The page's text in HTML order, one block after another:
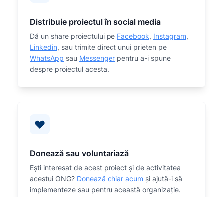
Distribuie proiectul în social media
Dă un share proiectului pe Facebook, Instagram,
Linkedin, sau trimite direct unui prieten pe
WhatsApp sau Messenger pentru a-i spune
despre proiectul acesta.
Donează sau voluntariază
Eşti interesat de acest proiect și de activitatea
acestui ONG? Donează chiar acum și ajută-i să
implementeze sau pentru această organizaţie.